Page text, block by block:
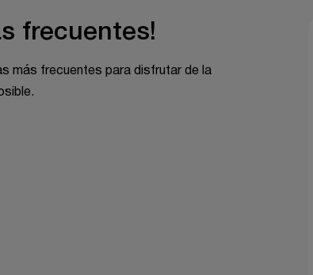
frecuentes!
más frecuentes para disfrutar de la